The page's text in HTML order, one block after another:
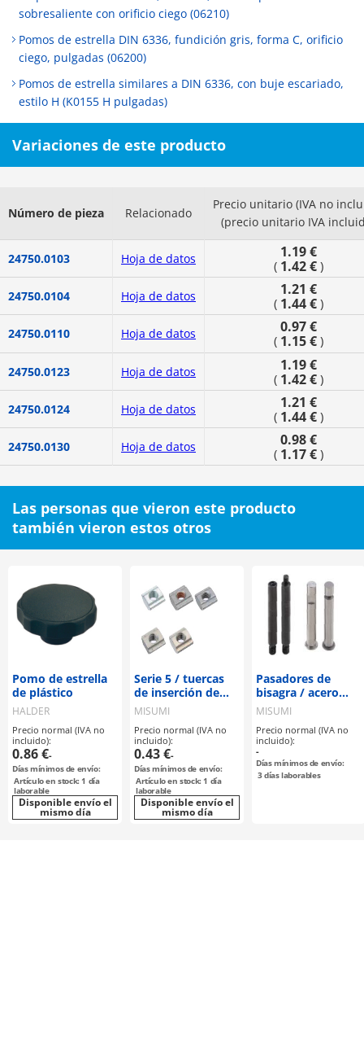
sobresaliente con orificio ciego (06210)
Pomos de estrella DIN 6336, fundición gris, forma C, orificio
ciego, pulgadas (06200)
Pomos de estrella similares a DIN 6336, con buje escariado,
estilo H (K0155 H pulgadas)
Variaciones de este producto
Número de pieza Relacionado
Precio unitario (IVA no
(precio unitario IVA
24750.0103 Hoja de datos 1.19 €
( 1.42 €)
24750.0104 Hoja de datos 1.21 €
( 1.44 €)
24750.0110 Hoja de datos 0.97 €
( 1.15 €)
24750.0123 Hoja de datos 1.19 €
( 1.42 €)
24750.0124 Hoja de datos 1.21 €
( 1.44 €)
24750.0130 Hoja de datos 0.98 €
( 1.17 €)
Las personas que vieron este producto
también vieron estos otros
Pomo de estrella
de plástico
HALDER
Precio normal (IVA no
incluido):
0.86 €-
Días mínimos de envío:
Artículo en stock: 1 día
laborable
Disponible envío el
mismo día
Serie 5 / tuercas
de inserción de
premontaje
MISUMI
Precio normal (IVA no
incluido):
0.43 €-
Días mínimos de envío:
Artículo en stock: 1 día
laborable
Disponible envío el
mismo día
Pasadores de
bisagra / acero
inoxidable, acero /
libre elección de
forma de extremo
MISUMI
Precio normal (IVA no
incluido):
-
Días mínimos de envío:
3días laborables